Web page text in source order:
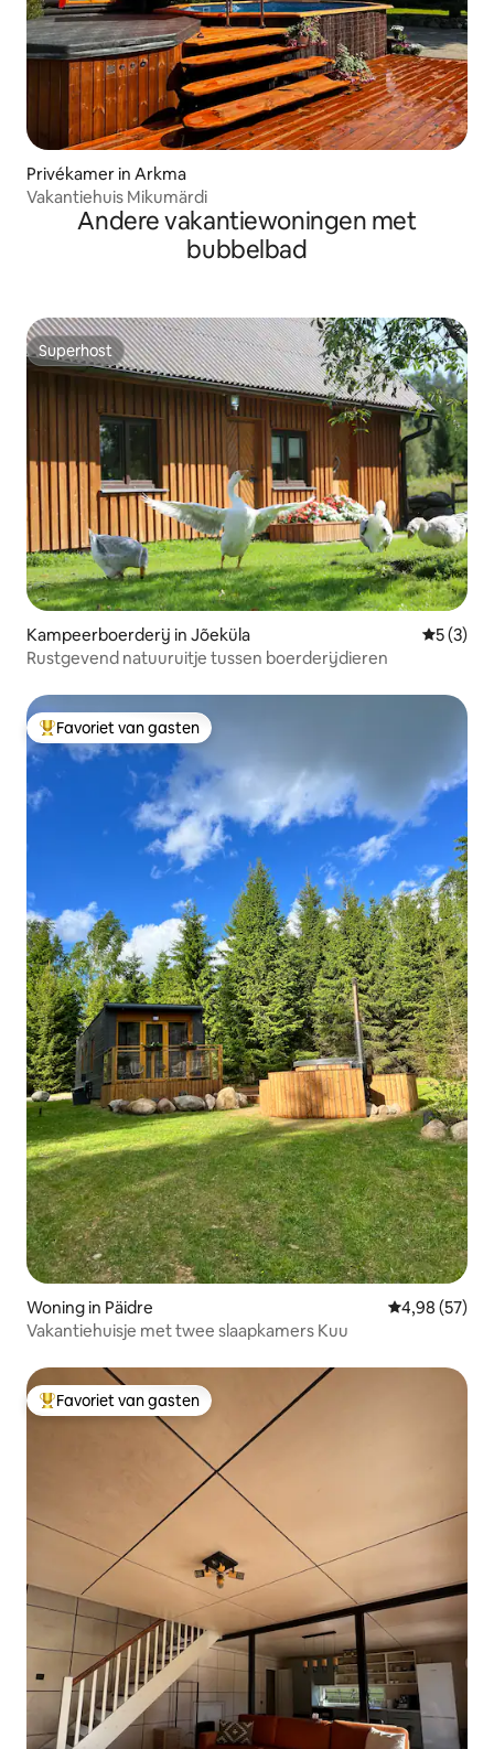
Privékamer in Arkma
Vakantiehuis Mikumärdi
Andere vakantiewoningen met
bubbelbad
Superhost
Superhost
Kampeerboerderij in Jõeküla
5 (3)
Rustgevend natuuruitje tussen boerderijdieren
Topfavoriet van gasten
Favoriet van gasten
Woning in Päidre Gemiddelde
4,98 (57)
Vakantiehuisje met twee slaapkamers Kuu
Topfavoriet van gasten
Favoriet van gasten